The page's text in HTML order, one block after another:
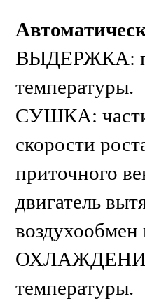
ВЫДЕРЖКА:
температуры.
СУШКА:
скорости
приточного
двигатель
воздухообмен
ОХЛАЖДЕНИЕ:
температуры.